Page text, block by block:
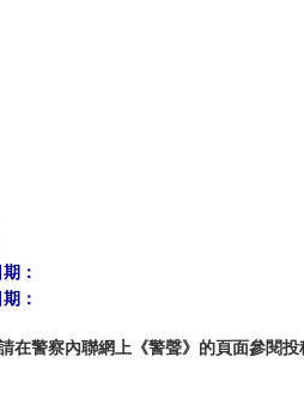
：
：
在警察內聯網上《警聲》的頁面參閱投